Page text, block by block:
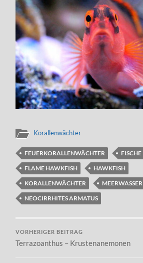
Korallenwächter
FEUERKORALLENWÄCHTER
FISCHE
FLAME HAWKFISH
HAWKFISH
KORALLENWÄCHTER
MEERWASSER
NEOCIRRHITES ARMATUS
VORHERIGER BEITRAG
Terrazoanthus – Krustenanemonen